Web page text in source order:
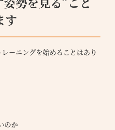
す
ーニングを始めることはあり
のか